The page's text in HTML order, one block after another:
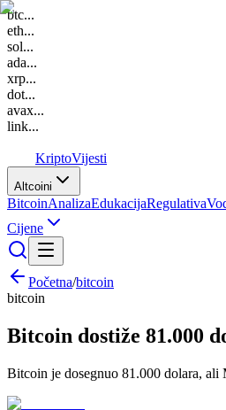
btc...
eth...
sol...
ada...
xrp...
dot...
avax...
link...
KriptoVijesti
Altcoini
BitcoinAnalizaEdukacijaRegulativa
Cijene
Početna/bitcoin
bitcoin
Bitcoin dostiže 81.000
Bitcoin je dosegnuo 81.000 dolara, ali